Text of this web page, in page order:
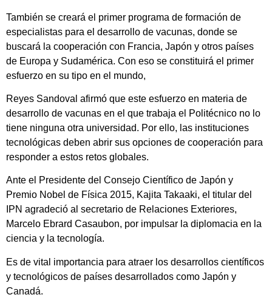
También se creará el primer programa de formación de
especialistas para el desarrollo de vacunas, donde se
buscará la cooperación con Francia, Japón y otros países
de Europa y Sudamérica. Con eso se constituirá el primer
esfuerzo en su tipo en el mundo,
Reyes Sandoval afirmó que este esfuerzo en materia de
desarrollo de vacunas en el que trabaja el Politécnico no lo
tiene ninguna otra universidad. Por ello, las instituciones
tecnológicas deben abrir sus opciones de cooperación para
responder a estos retos globales.
Ante el Presidente del Consejo Científico de Japón y
Premio Nobel de Física 2015, Kajita Takaaki, el titular del
IPN agradeció al secretario de Relaciones Exteriores,
Marcelo Ebrard Casaubon, por impulsar la diplomacia en la
ciencia y la tecnología.
Es de vital importancia para atraer los desarrollos científicos
y tecnológicos de países desarrollados como Japón y
Canadá.